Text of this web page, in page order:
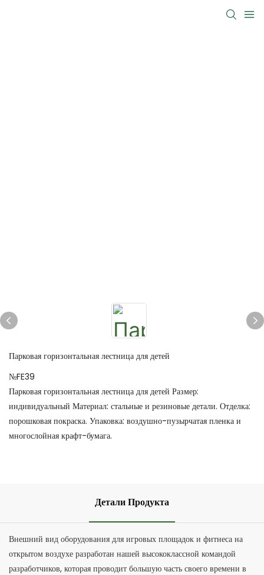
Парковая горизонтальная лестница для детей
№FE39
Парковая горизонтальная лестница для детей Размер:
индивидуальный Материал: стальные и резиновые детали. Отделка:
порошковая покраска. Упаковка: воздушно-пузырчатая пленка и
многослойная крафт-бумага.
Детали Продукта
Внешний вид оборудования для игровых площадок и фитнеса на
открытом воздухе разработан нашей высококлассной командой
разработчиков, которая проводит большую часть своего времени в